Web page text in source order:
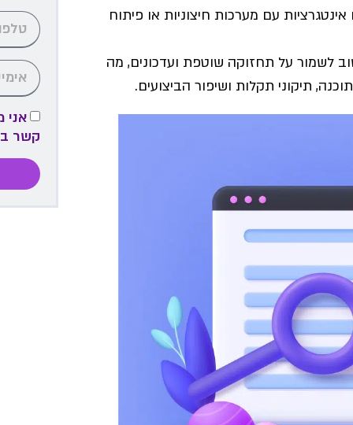
עם מערכות חיצוניות או פיתוח
לשמור על תחזוקה שוטפת ועדכונים, מה
תיקוני תקלות ושיפור הביצועים.
אני
קשר